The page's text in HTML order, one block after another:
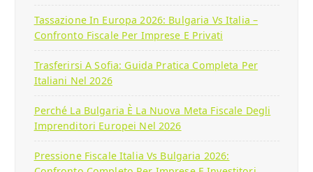
Tassazione In Europa 2026: Bulgaria Vs Italia –
Confronto Fiscale Per Imprese E Privati
Trasferirsi A Sofia: Guida Pratica Completa Per
Italiani Nel 2026
Perché La Bulgaria È La Nuova Meta Fiscale Degli
Imprenditori Europei Nel 2026
Pressione Fiscale Italia Vs Bulgaria 2026: